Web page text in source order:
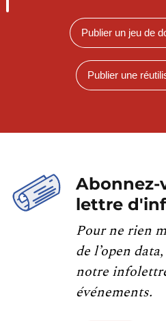
Publier un jeu de
Publier une
Abonnez-
lettre
Pour ne rien
de l’open
notre
événements.